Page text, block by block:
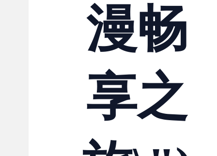
漫畅
享之